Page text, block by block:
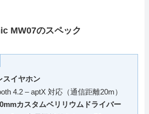
MW07のスペック
スイヤホン
4.2 – aptX 対応（通信距離20m）
カスタムベリリウムドライバー